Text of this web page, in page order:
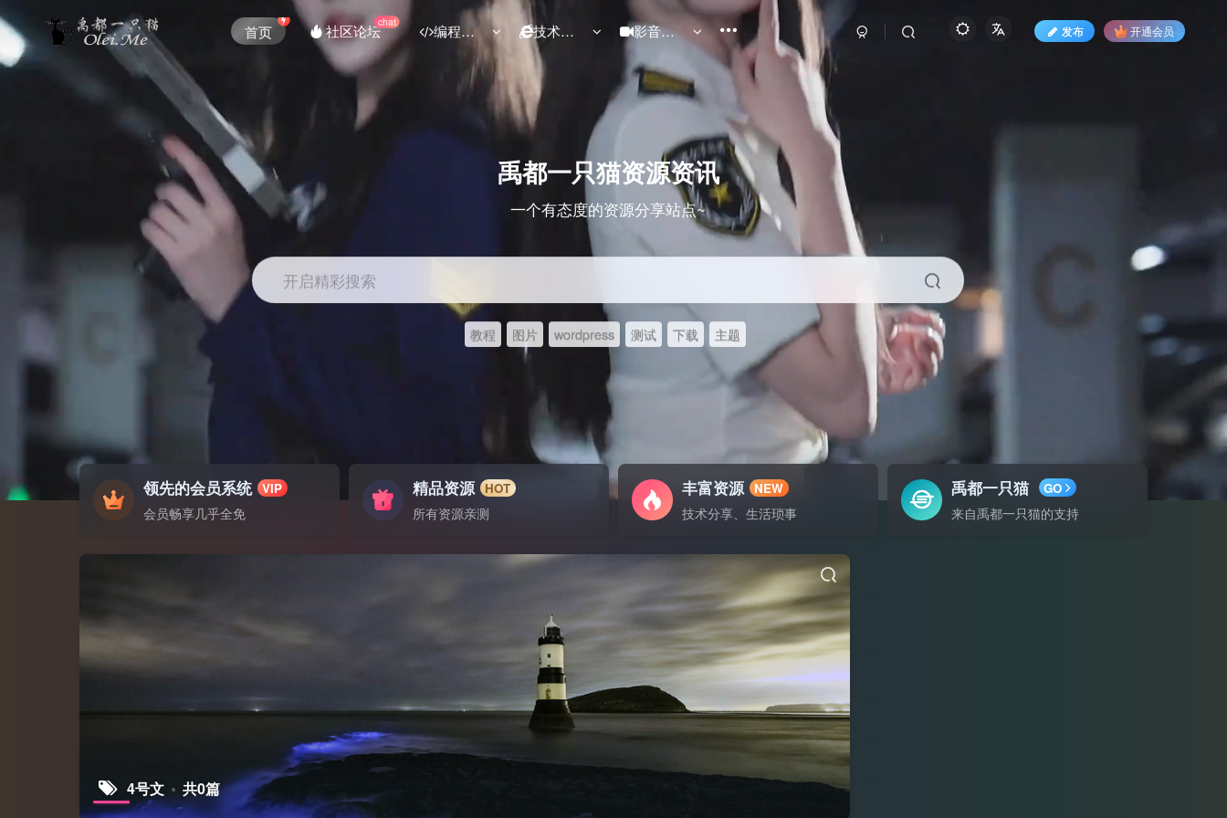
首页 社区论坛chat 编程源码 技术分享 影音视频 发布 开通会员
禹都一只猫资源资讯
一个有态度的资源分享站点~
开启精彩搜索
教程 图片 wordpress 测试 下载 主题
领先的会员系统 VIP
会员畅享几乎全免
精品资源 HOT
所有资源亲测
丰富资源 NEW
技术分享、生活琐事
禹都一只猫 GO
来自禹都一只猫的支持
4号文 共0篇